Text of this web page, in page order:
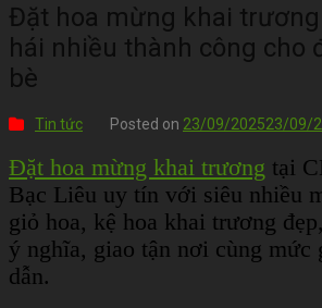
Đặt hoa mừng khai
hái nhiều thành công cho
bè
Tin tức Posted on 23/09/202523/09/
Đặt hoa mừng khai trương tại
Bạc Liêu uy tín với siêu nhiều
giỏ hoa, kệ hoa khai trương
ý nghĩa, giao tận nơi cùng mức
dẫn.